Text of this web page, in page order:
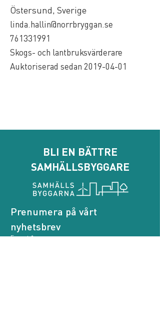
Östersund, Sverige
linda.hallin@norrbryggan.se
761331991
Skogs- och lantbruksvärderare
Auktoriserad sedan 2019-04-01
BLI EN BÄTTRE
SAMHÄLLSBYGGARE
Prenumera på vårt
nyhetsbrev
E-post *